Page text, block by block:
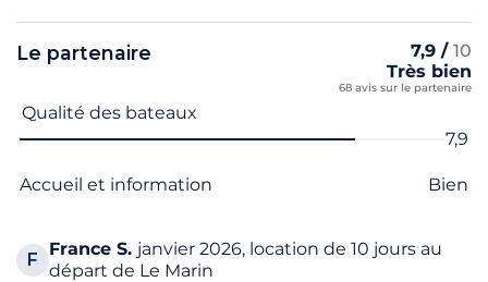
Le partenaire 7,9 / 10
Très bien
68 avis sur le partenaire
Nom du critère Note
Qualité des bateaux
7,9
Accueil et information Bien
F
France S. janvier 2026, location de 10 jours au
départ de Le Marin